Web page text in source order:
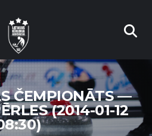
ČEMPIONĀTS —
(2014-01-12